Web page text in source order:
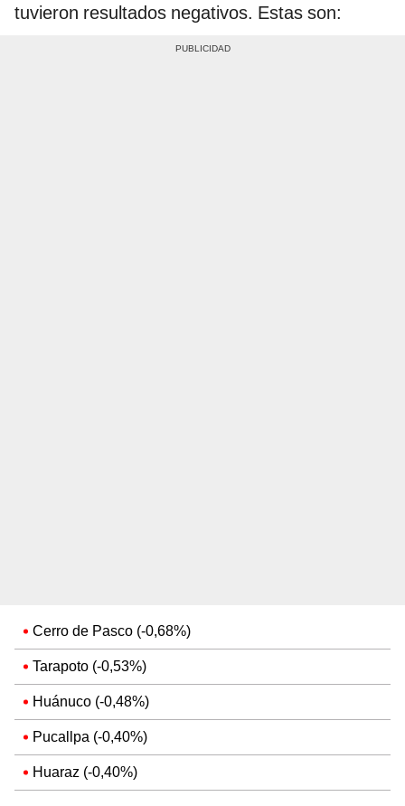
tuvieron resultados negativos. Estas son:
Cerro de Pasco (-0,68%)
Tarapoto (-0,53%)
Huánuco (-0,48%)
Pucallpa (-0,40%)
Huaraz (-0,40%)